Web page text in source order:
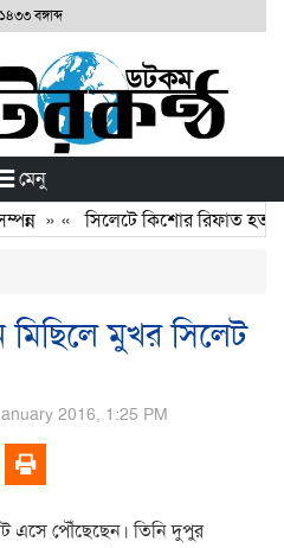
বঙ্গাব্দ
মেনু
» « সিলেটে কিশোর রিফাত
মিছিলে মুখর সিলেট
2016, 1:25 PM
এসে পৌঁছেছেন। তিনি দুপুর